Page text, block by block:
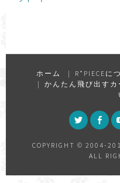
ホーム R*PIECEに
かんたん飛び出す
COPYRIGHT © 2004-
ALL